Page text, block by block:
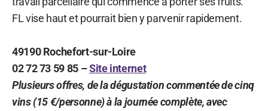
FL vise haut et pourrait bien y parvenir rapidement.
49190 Rochefort-sur-Loire
02 72 73 59 85 –Site internet
Plusieurs offres, de la dégustation commentée de cinq
vins (15 €/personne) à la journée complète, avec